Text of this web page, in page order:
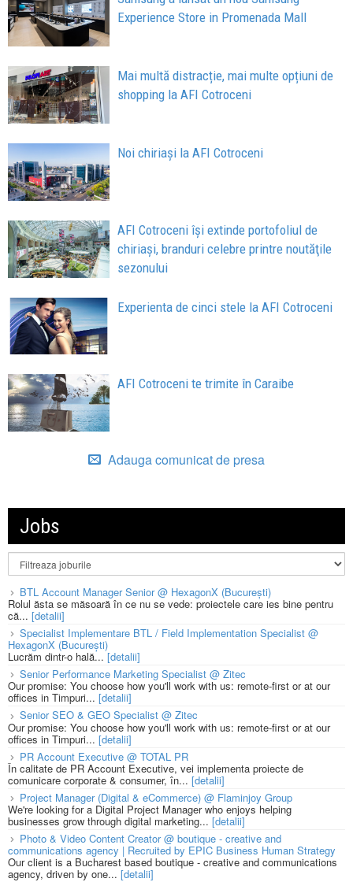
Experience Store in Promenada Mall
Mai multă distracție, mai multe opțiuni de
shopping la AFI Cotroceni
Noi chiriași la AFI Cotroceni
AFI Cotroceni îşi extinde portofoliul de
chiriaşi, branduri celebre printre noutăţile
sezonului
Experienta de cinci stele la AFI Cotroceni
AFI Cotroceni te trimite în Caraibe
Adauga comunicat de presa
Jobs
BTL Account Manager Senior @ HexagonX (București)
Rolul ăsta se măsoară în ce nu se vede: proiectele care ies bine pentru
că... [detalii]
Specialist Implementare BTL / Field Implementation Specialist @
HexagonX (București)
Lucrăm dintr-o hală... [detalii]
Senior Performance Marketing Specialist @ Zitec
Our promise: You choose how you'll work with us: remote-first or at our
offices in Timpuri... [detalii]
Senior SEO & GEO Specialist @ Zitec
Our promise: You choose how you'll work with us: remote-first or at our
offices in Timpuri... [detalii]
PR Account Executive @ TOTAL PR
În calitate de PR Account Executive, vei implementa proiecte de
comunicare corporate & consumer, în... [detalii]
Project Manager (Digital & eCommerce) @ Flaminjoy Group
We're looking for a Digital Project Manager who enjoys helping
businesses grow through digital marketing... [detalii]
Photo & Video Content Creator @ boutique - creative and
communications agency | Recruited by EPIC Business Human Strategy
Our client is a Bucharest based boutique - creative and communications
agency, driven by one... [detalii]